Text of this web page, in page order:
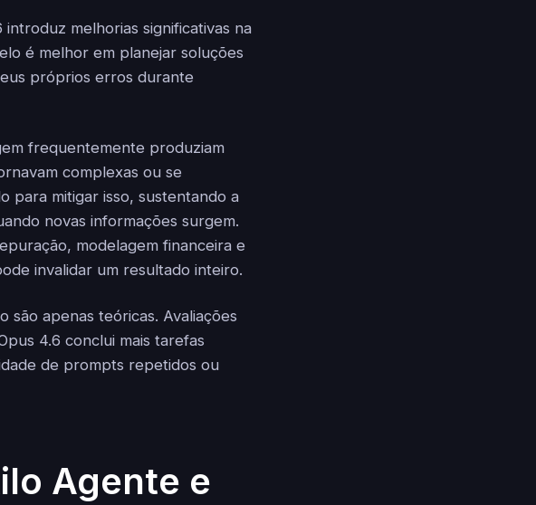
melhorias significativas na
é melhor em planejar soluções
próprios erros durante
frequentemente produziam
complexas ou se
para mitigar isso, sustentando a
novas informações surgem.
modelagem financeira e
invalidar um resultado inteiro.
são apenas teóricas. Avaliações
4.6 conclui mais tarefas
de prompts repetidos ou
Agente e